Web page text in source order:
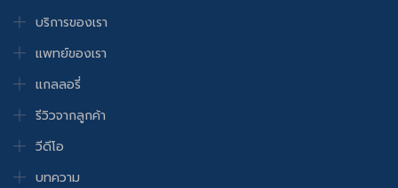
บริการของเรา
แพทย์ของเรา
แกลลอรี่
รีวิวจากลูกค้า
วีดีโอ
บทความ